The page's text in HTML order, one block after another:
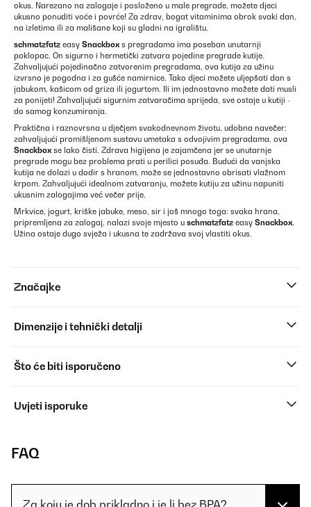
okus. Narezano na zalogaje i posloženo u male pregrade, možete djeci
ukusno ponuditi voće i povrće! Za zdrav, bogat vitaminima obrok svaki dan,
na izletima ili za mališane koji su gladni na igralištu.
schmatzfatz easy Snackbox s pregradama ima poseban unutarnji
poklopac. On sigurno i hermetički zatvara pojedine pregrade kutije.
Zahvaljujući pojedinačno zatvorenim pregradama, ova kutija za užinu
izvrsno je pogodna i za gušće namirnice. Tako djeci možete uljepšati dan s
jabukom, kašicom od griza ili jogurtom. Ili im jednostavno možete dati musli
za ponijeti! Zahvaljujući sigurnim zatvaračima sprijeda, sve ostaje u kutiji -
do samog konzumiranja.
Praktična i raznovrsna u dječjem svakodnevnom životu, udobna navečer:
zahvaljujući promišljenom sustavu umetaka s odvojivim pregradama, ova
Snackbox se lako čisti. Zdrava higijena je zajamčena jer se unutarnje
pregrade mogu bez problema prati u perilici posuđa. Budući da vanjska
kutija ne dolazi u dodir s hranom, može se jednostavno obrisati vlažnom
krpom. Zahvaljujući idealnom zatvaranju, možete kutiju za užinu napuniti
ukusnim zalogajima već večer prije.
Mrkvice, jogurt, kriške jabuke, meso, sir i još mnogo toga: svaka hrana,
pripremljena za zalogaj, nalazi svoje mjesto u schmatzfatz easy Snackbox.
Užina ostaje dugo svježa i ukusna te zadržava svoj vlastiti okus.
Značajke
Dimenzije i tehnički detalji
Što će biti isporučeno
Uvjeti isporuke
FAQ
Za koju je dob prikladno i je li bez BPA?